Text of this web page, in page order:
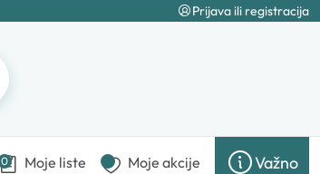
Prijava ili registracija
0 Moje liste Moje akcije Važno